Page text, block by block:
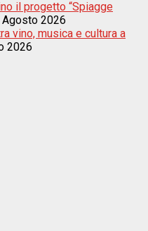
il progetto “Spiagge
Agosto 2026
vino, musica e cultura a
2026